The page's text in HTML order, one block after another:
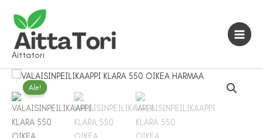
sisältöön
Aittatori
Ale!